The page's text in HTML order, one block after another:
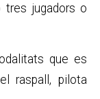
tres jugadors o
que es
raspall, pilota